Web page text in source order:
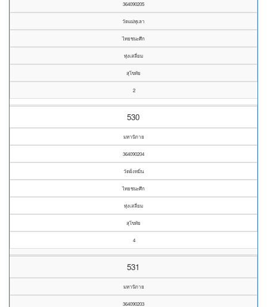
364090205
วัดแม่ทุเลา
ไทยชนะศึก
ทุ่งเสลี่ยม
สุโขทัย
2
530
มหานิกาย
364090204
วัดฝั่งหมิ่น
ไทยชนะศึก
ทุ่งเสลี่ยม
สุโขทัย
4
531
มหานิกาย
364090203